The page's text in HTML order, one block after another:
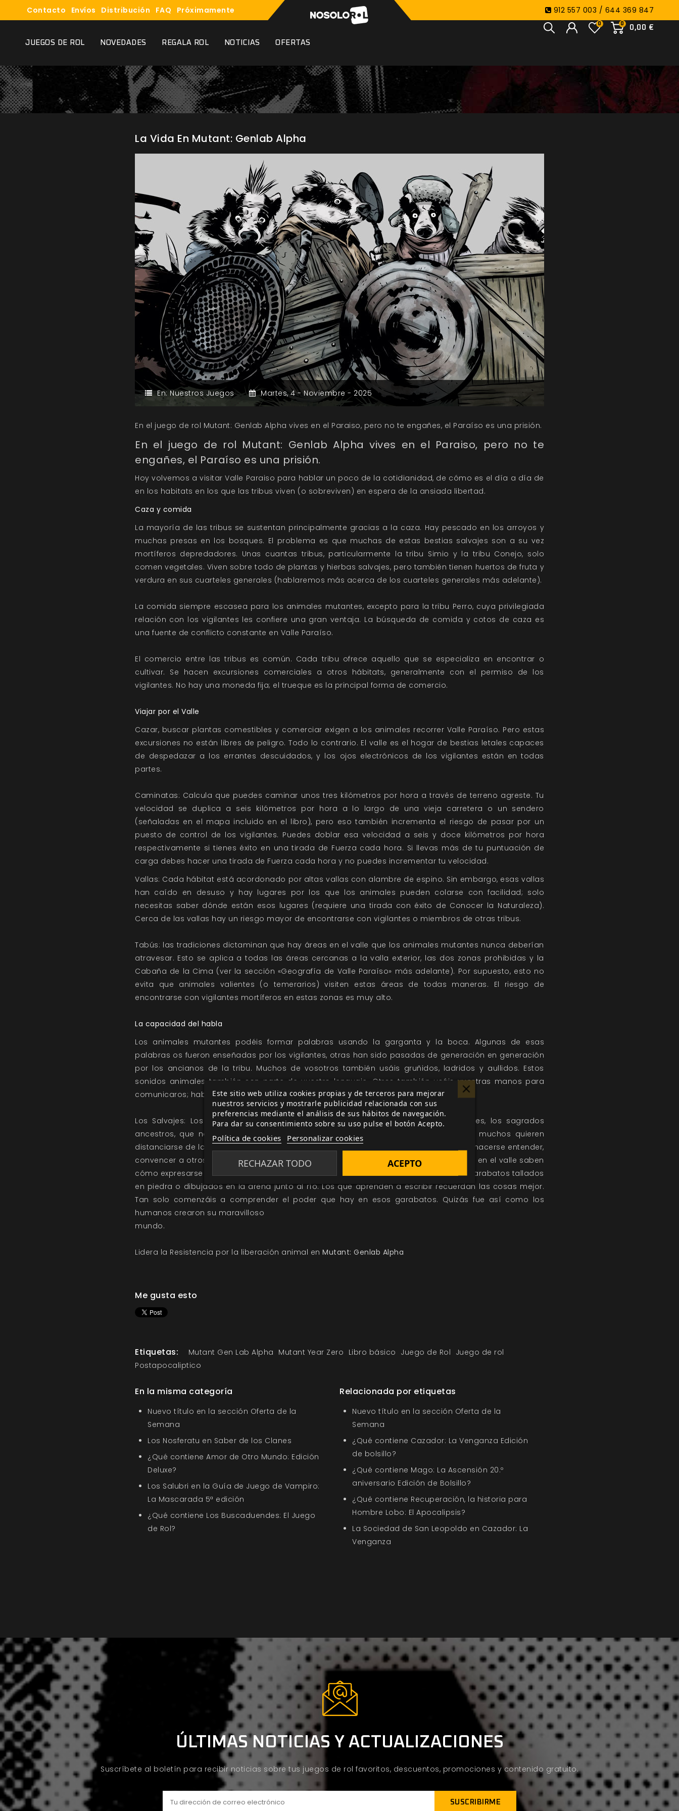
Contacto Envíos Distribución FAQ Próximamente 912 557 003 / 644 369 847
0
0,00 €
0
JUEGOS DE ROL NOVEDADES REGALA ROL NOTICIAS OFERTAS
La Vida En Mutant: Genlab Alpha
En: Nuestros Juegos Martes,4 -Noviembre - 2025
En el juego de rol Mutant: Genlab Alpha vives en el Paraiso, pero no te engañes, el Paraíso es una prisión.
En el juego de rol Mutant: Genlab Alpha vives en el Paraiso, pero no te
engañes, el Paraíso es una prisión.
Hoy volvemos a visitar Valle Paraiso para hablar un poco de la cotidianidad, de cómo es el día a día de
en los habitats en los que las tribus viven (o sobreviven) en espera de la ansiada libertad.
Caza y comida
La mayoría de las tribus se sustentan principalmente gracias a la caza. Hay pescado en los arroyos y
muchas presas en los bosques. El problema es que muchas de estas bestias salvajes son a su vez
mortíferos depredadores. Unas cuantas tribus, particularmente la tribu Simio y la tribu Conejo, solo
comen vegetales. Viven sobre todo de plantas y hierbas salvajes, pero también tienen huertos de fruta y
verdura en sus cuarteles generales (hablaremos más acerca de los cuarteles generales más adelante).
La comida siempre escasea para los animales mutantes, excepto para la tribu Perro, cuya privilegiada
relación con los vigilantes les confiere una gran ventaja. La búsqueda de comida y cotos de caza es
una fuente de conflicto constante en Valle Paraíso.
El comercio entre las tribus es común. Cada tribu ofrece aquello que se especializa en encontrar o
cultivar. Se hacen excursiones comerciales a otros hábitats, generalmente con el permiso de los
vigilantes. No hay una moneda fija; el trueque es la principal forma de comercio.
Viajar por el Valle
Cazar, buscar plantas comestibles y comerciar exigen a los animales recorrer Valle Paraíso. Pero estas
excursiones no están libres de peligro. Todo lo contrario. El valle es el hogar de bestias letales capaces
de despedazar a los errantes descuidados, y los ojos electrónicos de los vigilantes están en todas
partes.
Caminatas: Calcula que puedes caminar unos tres kilómetros por hora a través de terreno agreste. Tu
velocidad se duplica a seis kilómetros por hora a lo largo de una vieja carretera o un sendero
(señaladas en el mapa incluido en el libro), pero eso también incrementa el riesgo de pasar por un
puesto de control de los vigilantes. Puedes doblar esa velocidad a seis y doce kilómetros por hora
respectivamente si tienes éxito en una tirada de Fuerza cada hora. Si llevas más de tu puntuación de
carga debes hacer una tirada de Fuerza cada hora y no puedes incrementar tu velocidad.
Vallas: Cada hábitat está acordonado por altas vallas con alambre de espino. Sin embargo, esas vallas
han caído en desuso y hay lugares por los que los animales pueden colarse con facilidad; solo
necesitas saber dónde están esos lugares (requiere una tirada con éxito de Conocer la Naturaleza).
Cerca de las vallas hay un riesgo mayor de encontrarse con vigilantes o miembros de otras tribus.
Tabús: las tradiciones dictaminan que hay áreas en el valle que los animales mutantes nunca deberían
atravesar. Esto se aplica a todas las áreas cercanas a la valla exterior, las dos zonas prohibidas y la
Cabaña de la Cima (ver la sección «Geografía de Valle Paraíso» más adelante). Por supuesto, esto no
evita que animales valientes (o temerarios) visiten estas áreas de todas maneras. El riesgo de
encontrarse con vigilantes mortíferos en estas zonas es muy alto.
La capacidad del habla
Los animales mutantes podéis formar palabras usando la garganta y la boca. Algunas de esas
palabras os fueron enseñadas por los vigilantes, otras han sido pasadas de generación en generación
por los ancianos de la tribu. Muchos de vosotros también usáis gruñidos, ladridos y aullidos. Estos
sonidos animales también son parte de vuestro lenguaje. Otros también usáis vuestras manos para
comunicaros; hablar por señas es silencioso y especialmente útil para cazar y luchar.
Los Salvajes: Los mutantes animales más ancianos a veces hablan de los Salvajes, los sagrados
ancestros, que no podían hablar como vosotros, solo con ruidos animales. Ahora muchos quieren
distanciarse de las viejas costumbres. Los animales que hablan con claridad pueden hacerse entender,
convencer a otros y conseguir así sus objetivos. Muchos de los que ostentan el poder en el valle saben
cómo expresarse bien. Algunos también han comenzado a escribir, usando extraños garabatos tallados
en piedra o dibujados en la arena junto al río. Los que aprenden a escribir recuerdan las cosas mejor.
Tan solo comenzáis a comprender el poder que hay en esos garabatos. Quizás fue así como los
humanos crearon su maravilloso
mundo.
Lidera la Resistencia por la liberación animal en Mutant: Genlab Alpha
Me gusta esto
Etiquetas: Mutant Gen Lab Alpha Mutant Year Zero Libro básico Juego de Rol Juego de rol
Postapocaliptico
En la misma categoría
Nuevo título en la sección Oferta de la
Semana
Los Nosferatu en Saber de los Clanes
¿Qué contiene Amor de Otro Mundo: Edición
Deluxe?
Los Salubri en la Guía de Juego de Vampiro:
La Mascarada 5ª edición
¿Qué contiene Los Buscaduendes: El Juego
de Rol?
Relacionada por etiquetas
Nuevo título en la sección Oferta de la
Semana
¿Qué contiene Cazador: La Venganza Edición
de bolsillo?
¿Qué contiene Mago: La Ascensión 20.º
aniversario Edición de Bolsillo?
¿Qué contiene Recuperación, la historia para
Hombre Lobo: El Apocalipsis?
La Sociedad de San Leopoldo en Cazador: La
Venganza
ÚLTIMAS NOTICIAS Y ACTUALIZACIONES
Suscríbete al boletín para recibir noticias sobre tus juegos de rol favoritos, descuentos, promociones y contenido gratuito.
Este sitio web utiliza cookies propias y de terceros para mejorar
nuestros servicios y mostrarle publicidad relacionada con sus
preferencias mediante el análisis de sus hábitos de navegación.
Para dar su consentimiento sobre su uso pulse el botón Acepto.
Política de cookies Personalizar cookies
RECHAZAR TODO ACEPTO